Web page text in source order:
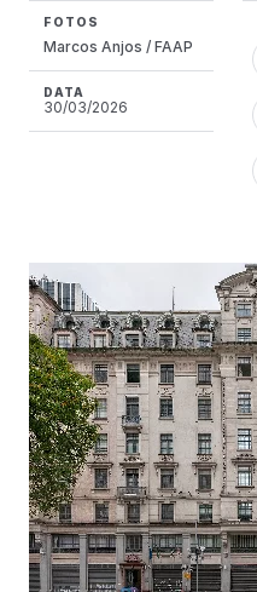
FOTOS
Marcos Anjos / FAAP
DATA
30/03/2026